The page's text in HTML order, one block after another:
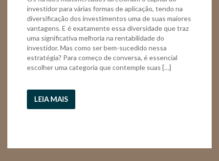
investidor para várias formas de aplicação, tendo na
diversificação dos investimentos uma de suas maiores
vantagens. E é exatamente essa diversidade que traz
uma significativa melhoria na rentabilidade do
investidor. Mas como ser bem-sucedido nessa
estratégia? Para começo de conversa, é essencial
escolher uma categoria que contemple suas […]
LEIA MAIS